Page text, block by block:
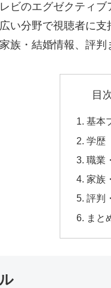
ビのエグゼクティ
い分野で視聴者に
族・結婚情報、評
目
基本
学歴
職業
家族
評判
まと